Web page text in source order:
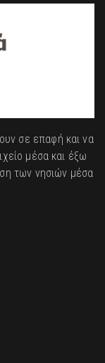
σε επαφή και να
μέσα και έξω
των νησιών μέσα